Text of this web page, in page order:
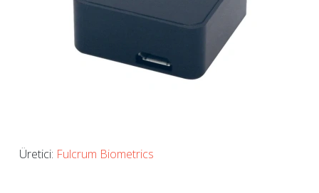
Üretici: Fulcrum Biometrics